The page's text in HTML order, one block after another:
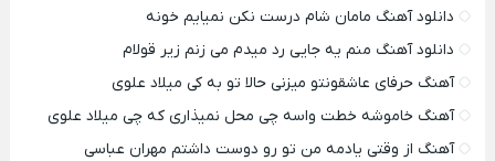
دانلود آهنگ مامان شام درست نکن نمیایم خونه
دانلود آهنگ منم یه جایی رد میدم می زنم زیر قولام
آهنگ حرفای عاشقونتو میزنی حالا تو به کی میلاد علوی
آهنگ خاموشه خطت واسه چی محل نمیذاری که چی میلاد علوی
آهنگ از وقتی یادمه من تو رو دوست داشتم مهران عباسی